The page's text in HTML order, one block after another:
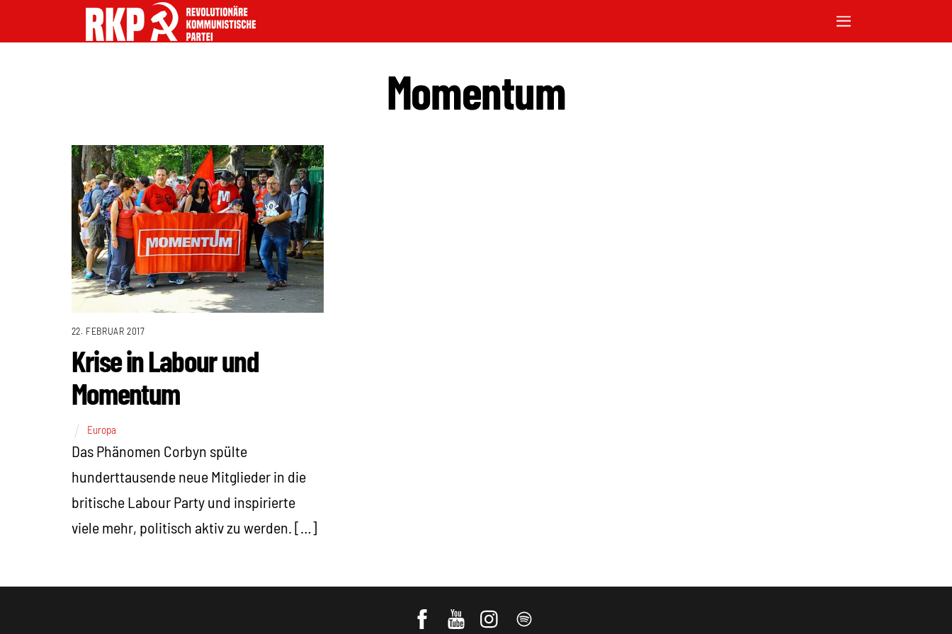
Momentum
22. FEBRUAR 2017
Krise in Labour und
Momentum
Europa
Das Phänomen Corbyn spülte
hunderttausende neue Mitglieder in die
britische Labour Party und inspirierte
viele mehr, politisch aktiv zu werden. […]